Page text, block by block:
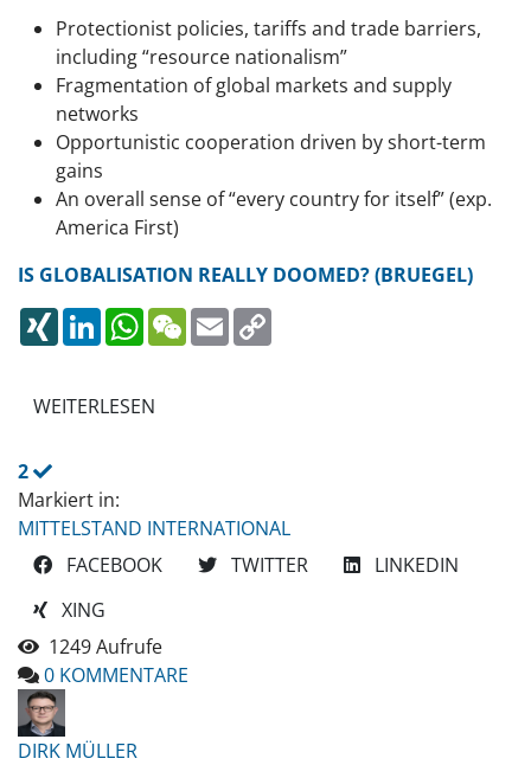
Protectionist policies, tariffs and trade barriers,
including “resource nationalism”
Fragmentation of global markets and supply
networks
Opportunistic cooperation driven by short-term
gains
An overall sense of “every country for itself” (exp.
America First)
IS GLOBALISATION REALLY DOOMED? (BRUEGEL)
XINGLINKEDINWHATSAPP
WECHAT
EMAIL
WEITERLESEN
2
Markiert in:
MITTELSTAND INTERNATIONAL
FACEBOOK
TWITTER
LINKEDIN
XING
1249 Aufrufe
0 KOMMENTARE
DIRK MÜLLER